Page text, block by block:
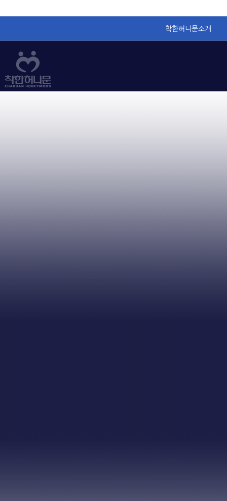
착한허니문소개